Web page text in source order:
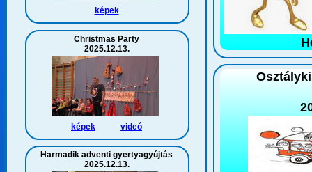
képek
Christmas Party
2025.12.13.
képek videó
Harmadik adventi gyertyagyújtás
2025.12.13.